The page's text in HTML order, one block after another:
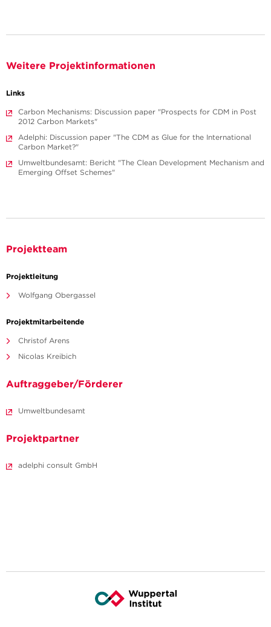
Weitere Projektinformationen
Links
Carbon Mechanisms: Discussion paper "Prospects for CDM in Post
2012 Carbon Markets"
Adelphi: Discussion paper "The CDM as Glue for the International
Carbon Market?"
Umweltbundesamt: Bericht "The Clean Development Mechanism and
Emerging Offset Schemes"
Projektteam
Projektleitung
Wolfgang Obergassel
Projektmitarbeitende
Christof Arens
Nicolas Kreibich
Auftraggeber/Förderer
Umweltbundesamt
Projektpartner
adelphi consult GmbH